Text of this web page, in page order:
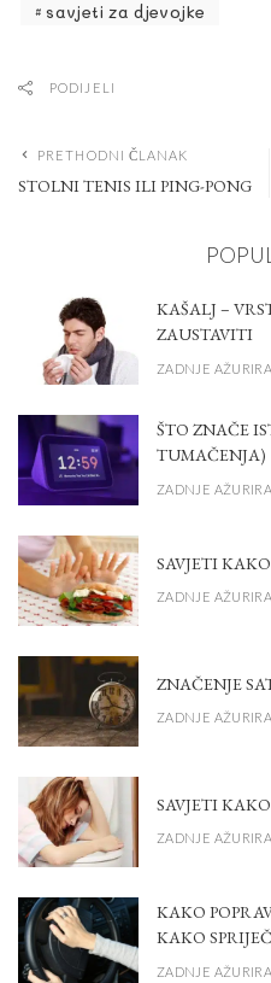
savjeti za djevojke
PODIJELI
PRETHODNI ČLANAK
STOLNI TENIS ILI PING-PONG
KAŠALJ –
ZAUSTAVITI
ZADNJE
ŠTO ZNAČE
TUMAČENJA)
ZADNJE
SAVJETI
ZADNJE
ZNAČENJE
ZADNJE
SAVJETI
ZADNJE
KAKO
KAKO
ZADNJE